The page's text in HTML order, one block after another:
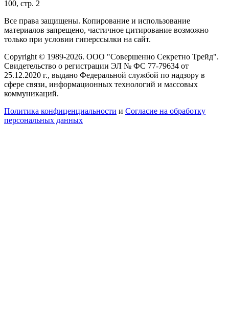
100, стр. 2
Все права защищены. Копирование и использование
материалов запрещено, частичное цитирование возможно
только при условии гиперссылки на сайт.
Copyright © 1989-2026. ООО "Совершенно Секретно Трейд".
Свидетельство о регистрации ЭЛ № ФС 77-79634 от
25.12.2020 г., выдано Федеральной службой по надзору в
сфере связи, информационных технологий и массовых
коммуникаций.
Политика конфиценциальности и Согласие на обработку
персональных данных